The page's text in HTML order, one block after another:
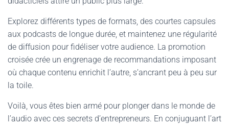
Explorez différents types de formats, des courtes capsules
aux podcasts de longue durée, et maintenez une régularité
de diffusion pour fidéliser votre audience. La promotion
croisée crée un engrenage de recommandations imposant
où chaque contenu enrichit l’autre, s’ancrant peu à peu sur
la toile.
Voilà, vous êtes bien armé pour plonger dans le monde de
l’audio avec ces secrets d’entrepreneurs. En conjuguant l’art